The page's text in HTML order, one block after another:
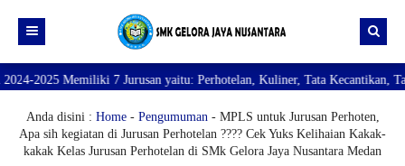
Beranda
Profil
PROFILE SEKOLAH
Direktori
yaitu: Perhotelan, Kuliner, Tata Kecantikan, Tata Busana, Teknik
Anda disini : Home- Pengumuman- MPLS untuk Jurusan Perhoten,
Apa sih kegiatan di Jurusan Perhotelan ???? Cek Yuks Kelihaian Kakak-
kakak Kelas Jurusan Perhotelan di SMk Gelora Jaya Nusantara Medan